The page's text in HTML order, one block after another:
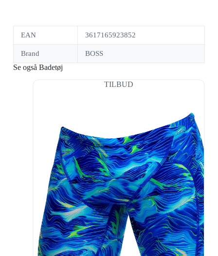
EAN 3617165923852
Brand BOSS
Se også Badetøj
TILBUD